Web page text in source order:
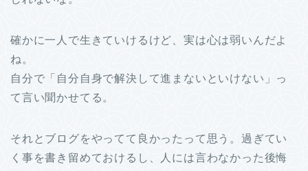
確かに一人で生きていけるけど、実は心は弱いんだよ
ね。
自分で「自分自身で解決して進まないといけない」っ
て言い聞かせてる。
それとブログをやってて良かったって思う。過ぎてい
く事を書き留めておけるし、人には言わなかった後悔